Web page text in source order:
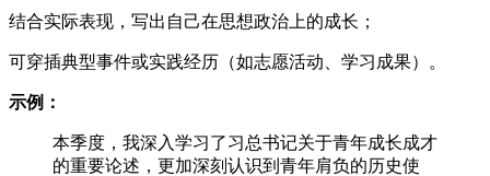
结合实际表现，写出自己在思想政治上的成长；
可穿插典型事件或实践经历（如志愿活动、学习成果）。
示例：
本季度，我深入学习了习总书记关于青年成长成才
的重要论述，更加深刻认识到青年肩负的历史使